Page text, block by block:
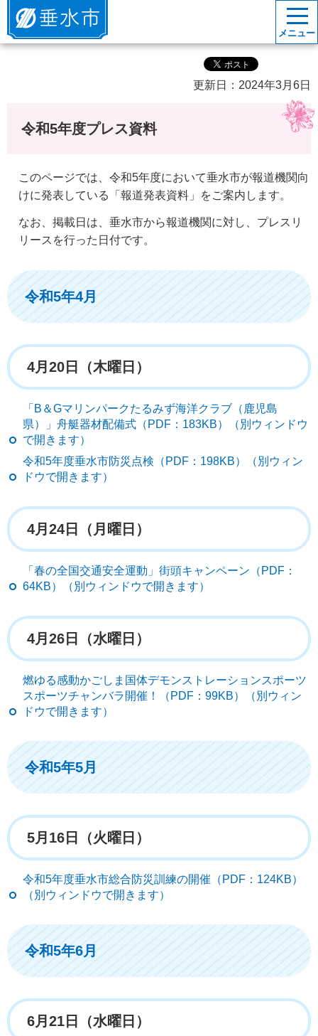
垂水市
メニュー
更新日：2024年3月6日
令和5年度プレス資料
このページでは、令和5年度において垂水市が報道機関向
けに発表している「報道発表資料」をご案内します。
なお、掲載日は、垂水市から報道機関に対し、プレスリ
リースを行った日付です。
令和5年4月
4月20日（木曜日）
「B＆Gマリンパークたるみず海洋クラブ（鹿児島
県）」舟艇器材配備式（PDF：183KB）（別ウィンドウ
で開きます）
令和5年度垂水市防災点検（PDF：198KB）（別ウィン
ドウで開きます）
4月24日（月曜日）
「春の全国交通安全運動」街頭キャンペーン（PDF：
64KB）（別ウィンドウで開きます）
4月26日（水曜日）
燃ゆる感動かごしま国体デモンストレーションスポーツ
スポーツチャンバラ開催！（PDF：99KB）（別ウィン
ドウで開きます）
令和5年5月
5月16日（火曜日）
令和5年度垂水市総合防災訓練の開催（PDF：124KB）
（別ウィンドウで開きます）
令和5年6月
6月21日（水曜日）